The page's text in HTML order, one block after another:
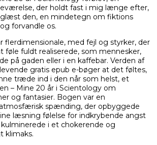
der holdt fast i mig længe efter,
den, en mindetegn om fiktions
forvandle os.
flerdimensionale, med fejl og styrker, der
føle fuldt realiserede, som mennesker,
på gaden eller i en kaffebar. Verden af
gratis epub e-bøger at det føltes,
træde ind i den når som helst, et
– Mine 20 år i Scientology om
og fantasier. Bogen var en
spænding, der opbyggede
læsning følelse for indkrybende angst
i et chokerende og
klimaks.